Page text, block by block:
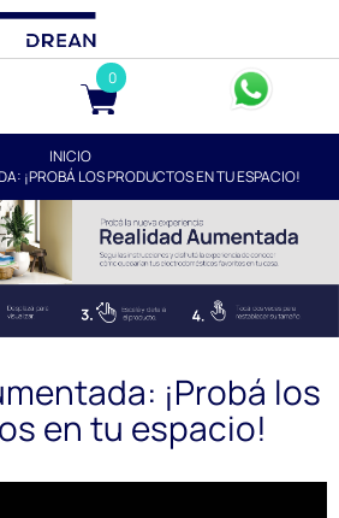
0
INICIO
¡PROBÁ LOS PRODUCTOS EN TU ESPACIO!
¡Probá los
en tu espacio!